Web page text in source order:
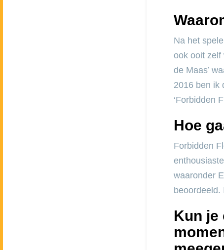
Na het
ook ooit zelf
de Maas’
2016 ben ik
‘Forbidden
Hoe
Forbidden
waaronder
beoordeeld.
Kun je